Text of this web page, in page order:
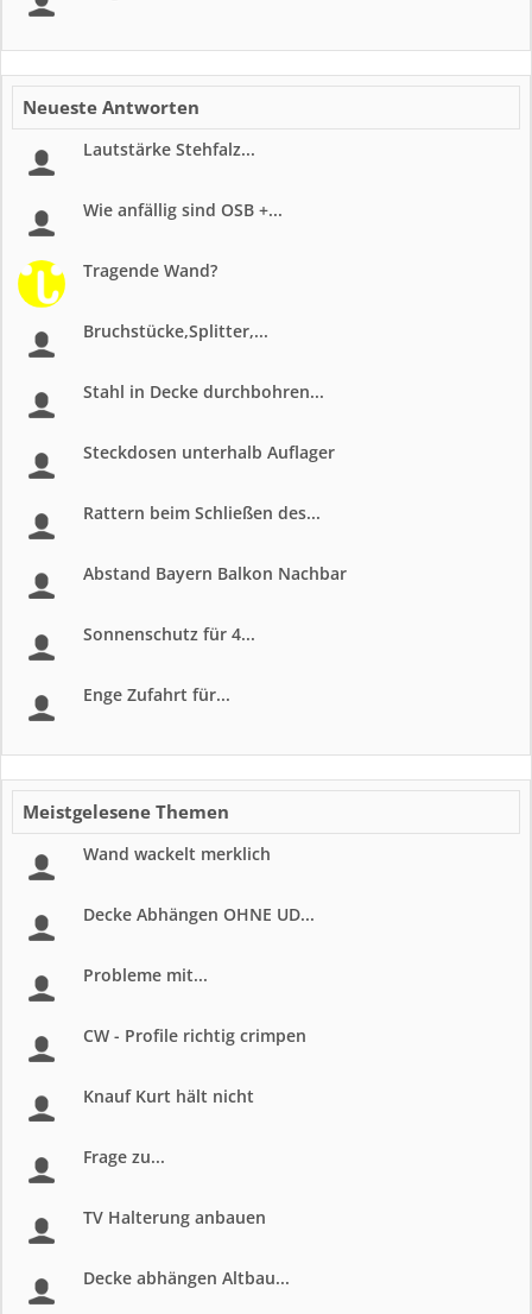
Neueste Antworten
Lautstärke Stehfalz...
Wie anfällig sind OSB +...
Tragende Wand?
Bruchstücke,Splitter,...
Stahl in Decke durchbohren...
Steckdosen unterhalb Auflager
Rattern beim Schließen des...
Abstand Bayern Balkon Nachbar
Sonnenschutz für 4...
Enge Zufahrt für...
Meistgelesene Themen
Wand wackelt merklich
Decke Abhängen OHNE UD...
Probleme mit...
CW - Profile richtig crimpen
Knauf Kurt hält nicht
Frage zu...
TV Halterung anbauen
Decke abhängen Altbau...